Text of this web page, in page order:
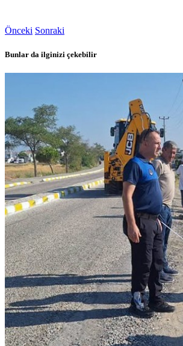
Önceki Sonraki
Bunlar da ilginizi çekebilir